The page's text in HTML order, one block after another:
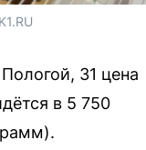
31 цена
в 5 750